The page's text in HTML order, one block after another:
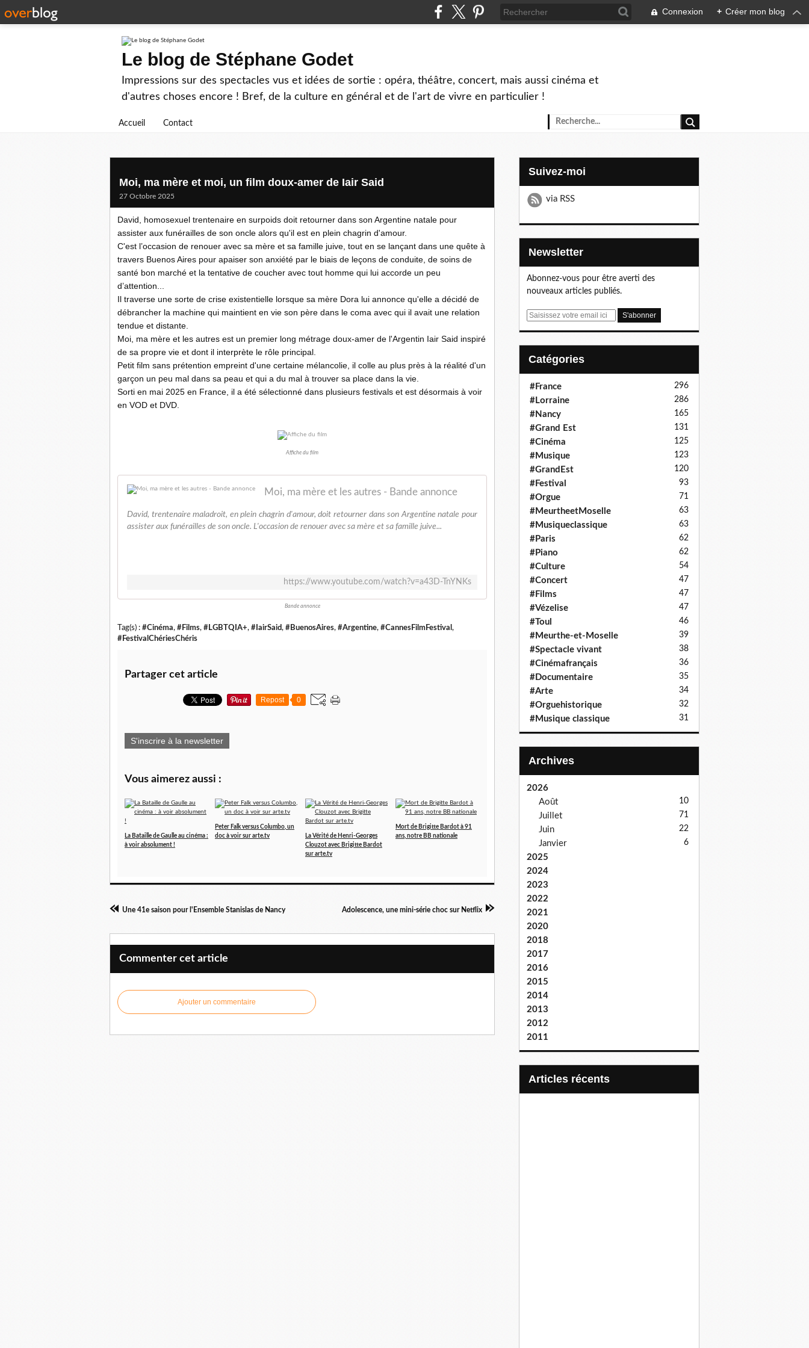
Connexion + Créer mon blog
Le blog de Stéphane Godet
Impressions sur des spectacles vus et idées de sortie : opéra, théâtre, concert, mais aussi cinéma et
d'autres choses encore ! Bref, de la culture en général et de l'art de vivre en particulier !
Accueil Contact
Moi, ma mère et moi, un film doux-amer de Iair Said
27 Octobre 2025
David, homosexuel trentenaire en surpoids doit retourner dans son Argentine natale pour
assister aux funérailles de son oncle alors qu'il est en plein chagrin d'amour.
C'est l’occasion de renouer avec sa mère et sa famille juive, tout en se lançant dans une quête à
travers Buenos Aires pour apaiser son anxiété par le biais de leçons de conduite, de soins de
santé bon marché et la tentative de coucher avec tout homme qui lui accorde un peu
d’attention...
Il traverse une sorte de crise existentielle lorsque sa mère Dora lui annonce qu'elle a décidé de
débrancher la machine qui maintient en vie son père dans le coma avec qui il avait une relation
tendue et distante.
Moi, ma mère et les autres est un premier long métrage doux-amer de l'Argentin Iair Said inspiré
de sa propre vie et dont il interprète le rôle principal.
Petit film sans prétention empreint d'une certaine mélancolie, il colle au plus près à la réalité d'un
garçon un peu mal dans sa peau et qui a du mal à trouver sa place dans la vie.
Sorti en mai 2025 en France, il a été sélectionné dans plusieurs festivals et est désormais à voir
en VOD et DVD.
Affiche du film
Moi, ma mère et les autres - Bande annonce
David, trentenaire maladroit, en plein chagrin d'amour, doit retourner dans son Argentine natale pour
assister aux funérailles de son oncle. L'occasion de renouer avec sa mère et sa famille juive...
https://www.youtube.com/watch?v=a43D-TnYNKs
Bande annonce
Tag(s) : #Cinéma, #Films, #LGBTQIA+, #IairSaid, #BuenosAires, #Argentine, #CannesFilmFestival ,
#FestivalChériesChéris
Partager cet article
Repost 0
S'inscrire à la newsletter
Vous aimerez aussi :
La Bataille de Gaulle au cinéma :
à voir absolument !
Peter Falk versus Columbo, un
doc à voir sur arte.tv
La Vérité de Henri-Georges
Clouzot avec Brigitte Bardot
sur arte.tv
Mort de Brigitte Bardot à 91
ans, notre BB nationale
Une 41e saison pour l'Ensemble Stanislas de Nancy Adolescence, une mini-série choc sur Netflix
Commenter cet article
Ajouter un commentaire
Suivez-moi
via RSS
Newsletter
Abonnez-vous pour être averti des
nouveaux articles publiés.
E
Catégories
#France 296
#Lorraine 286
#Nancy 165
#Grand Est 131
#Cinéma 125
#Musique 123
#GrandEst 120
#Festival 93
#Orgue 71
#MeurtheetMoselle 63
#Musiqueclassique 63
#Paris 62
#Piano 62
#Culture 54
#Concert 47
#Films 47
#Vézelise 47
#Toul 46
#Meurthe-et-Moselle 39
#Spectacle vivant 38
#Cinémafrançais 36
#Documentaire 35
#Arte 34
#Orguehistorique 32
#Musique classique 31
Archives
2026
Août
10
Juillet 71
Juin 22
Janvier 6
2025
2024
2023
2022
2021
2020
2018
2017
2016
2015
2014
2013
2012
2011
articles récents